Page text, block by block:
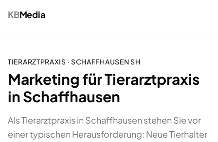
KBMedia
TIERARZTPRAXIS · SCHAFFHAUSENSH
Marketing für Tierarztpraxis
in Schaffhausen
Als Tierarztpraxis in Schaffhausen stehen Sie vor
einer typischen Herausforderung: Neue Tierhalter